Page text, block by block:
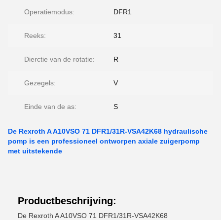
Operatiemodus: DFR1
Reeks: 31
Dierctie van de rotatie: R
Gezegels: V
Einde van de as: S
De Rexroth A A10VSO 71 DFR1/31R-VSA42K68 hydraulische
pomp is een professioneel ontworpen axiale zuigerpomp
met uitstekende
Productbeschrijving:
De Rexroth A A10VSO 71 DFR1/31R-VSA42K68